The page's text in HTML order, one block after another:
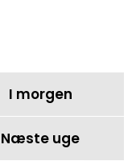
I morgen
Næste uge